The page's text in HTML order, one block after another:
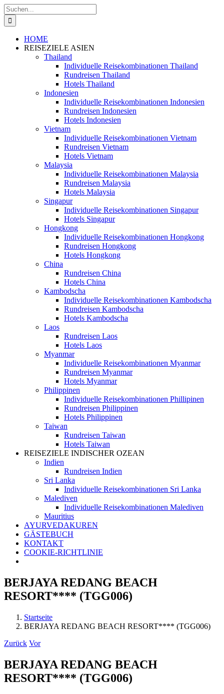
Zum
Inhalt
springen
Suche
nach:
HOME
REISEZIELE ASIEN
Thailand
Individuelle Reisekombinationen Thailand
Rundreisen Thailand
Hotels Thailand
Indonesien
Individuelle Reisekombinationen Indonesien
Rundreisen Indonesien
Hotels Indonesien
Vietnam
Individuelle Reisekombinationen Vietnam
Rundreisen Vietnam
Hotels Vietnam
Malaysia
Individuelle Reisekombinationen Malaysia
Rundreisen Malaysia
Hotels Malaysia
Singapur
Individuelle Reisekombinationen Singapur
Hotels Singapur
Hongkong
Individuelle Reisekombinationen Hongkong
Rundreisen Hongkong
Hotels Hongkong
China
Rundreisen China
Hotels China
Kambodscha
Individuelle Reisekombinationen Kambodscha
Rundreisen Kambodscha
Hotels Kambodscha
Laos
Rundreisen Laos
Hotels Laos
Myanmar
Individuelle Reisekombinationen Myanmar
Rundreisen Myanmar
Hotels Myanmar
Philippinen
Individuelle Reisekombinationen Phillipinen
Rundreisen Philippinen
Hotels Philippinen
Taiwan
Rundreisen Taiwan
Hotels Taiwan
REISEZIELE INDISCHER OZEAN
Indien
Rundreisen Indien
Sri Lanka
Individuelle Reisekombinationen Sri Lanka
Malediven
Individuelle Reisekombinationen Malediven
Mauritius
AYURVEDAKUREN
GÄSTEBUCH
KONTAKT
COOKIE-RICHTLINIE
BERJAYA REDANG BEACH
RESORT**** (TGG006)
Startseite
BERJAYA REDANG BEACH RESORT**** (TGG006)
Zurück Vor
BERJAYA REDANG BEACH
RESORT**** (TGG006)